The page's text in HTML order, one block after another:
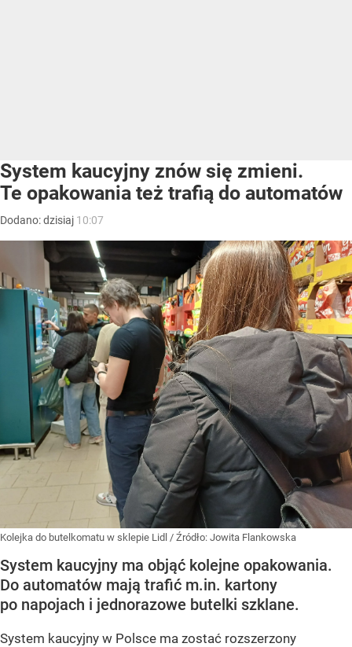
System kaucyjny znów się zmieni.
Te opakowania też trafią do automatów
Dodano:dzisiaj 10:07
Kolejka do butelkomatu w sklepie Lidl / Źródło: Jowita Flankowska
System kaucyjny ma objąć kolejne opakowania.
Do automatów mają trafić m.in. kartony
po napojach i jednorazowe butelki szklane.
System kaucyjny w Polsce ma zostać rozszerzony